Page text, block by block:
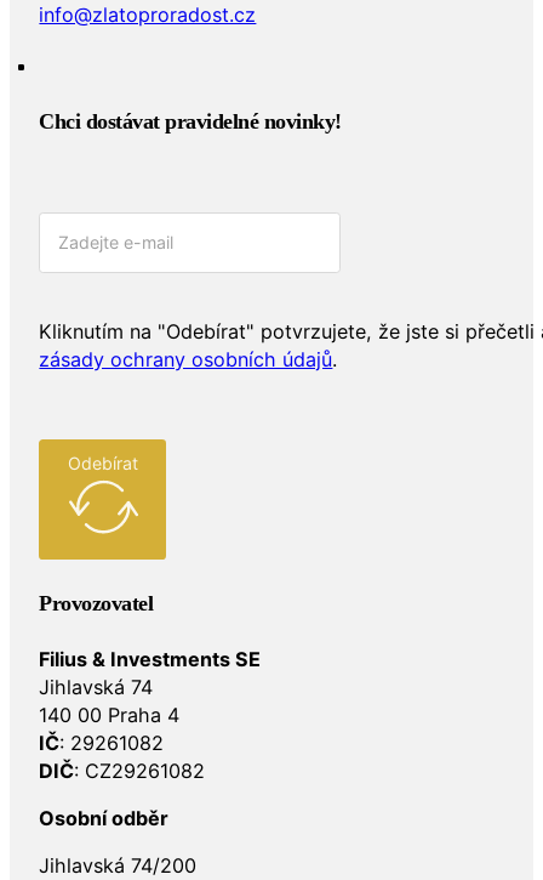
info@zlatoproradost.cz
Chci dostávat pravidelné novinky!​
Kliknutím na "Odebírat" potvrzujete, že jste si přečetli
zásady ochrany osobních údajů.
Odebírat
Provozovatel
Filius & Investments SE
Jihlavská 74
140 00 Praha 4
IČ: 29261082
DIČ: CZ29261082
Osobní odběr
Jihlavská 74/200